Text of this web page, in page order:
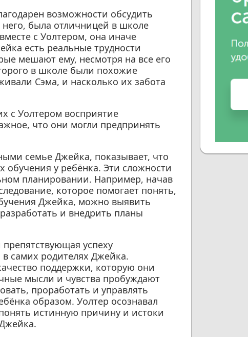
возможности обсудить
была отличницей в школе
с Уолтером, она иначе
есть реальные трудности
мешают ему, несмотря на все его
в школе были похожие
Сэма, и насколько их забота
с Уолтером восприятие
что они могли предпринять
семье Джейка, показывает, что
обучения у ребёнка. Эти сложности
планировании. Например, начав
которое помогает понять,
Джейка, можно выявить
и внедрить планы
успеху
самих родителях Джейка.
поддержки, которую они
мысли и чувства пробуждают
проработать и управлять
образом. Уолтер осознавал
истинную причину и истоки